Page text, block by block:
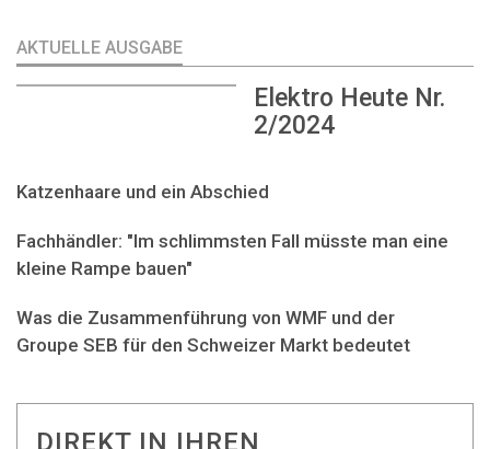
AKTUELLE AUSGABE
Elektro Heute Nr.
2/2024
Katzenhaare und ein Abschied
Fachhändler: "Im schlimmsten Fall müsste man eine
kleine Rampe bauen"
Was die Zusammenführung von WMF und der
Groupe SEB für den Schweizer Markt bedeutet
DIREKT IN IHREN